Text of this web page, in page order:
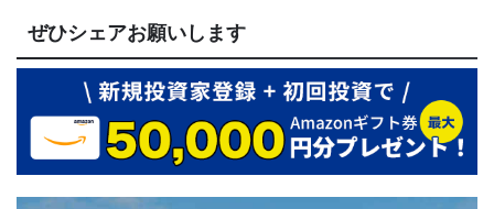
ぜひシェアお願いします